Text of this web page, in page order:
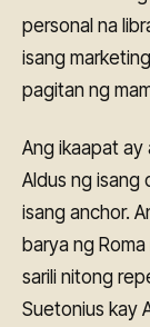
personal na
isang
pagitan ng
Ang ikaapat ay
Aldus ng isang
isang anchor.
barya ng
sarili nitong
Suetonius kay